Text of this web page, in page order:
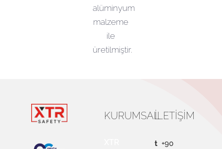
alüminyum
malzeme
ile
üretilmiştir.
KURUMSALİLETIŞIM
t +90